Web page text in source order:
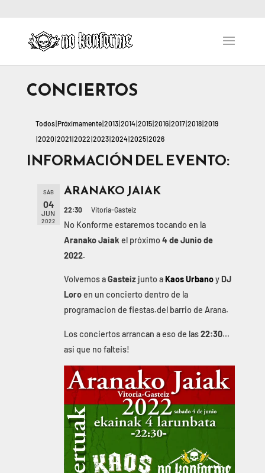
CONCIERTOS
Todos Próximamente 2013 2014 2015 2016 2017 2018 2019
2020 2021 2022 2023 2024 2025 2026
INFORMACIÓN DEL EVENTO:
SÁB
04
JUN
2022
ARANAKO JAIAK
22:30 Vitoria-Gasteiz
No Konforme estaremos tocando en la
Aranako Jaiak el próximo4 de Junio de
2022.
Volvemos aGasteiz junto aKaos Urbanoy DJ
Loroen un concierto dentro de la
programacion de fiestas.del barrio de Arana.
Los conciertos arrancan a eso de las22:30...
asi que no falteis!